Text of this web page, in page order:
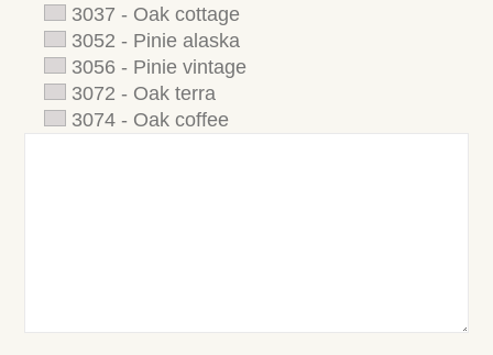
3037 - Oak cottage
3052 - Pinie alaska
3056 - Pinie vintage
3072 - Oak terra
3074 - Oak coffee